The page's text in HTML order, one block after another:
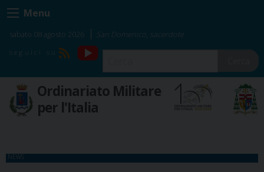
Skip
to
content
Menu
sabato 08 agosto 2026 San Domenico, sacerdote
RSS
YouTube
Ordinariato Militare
per l'Italia
NEWS